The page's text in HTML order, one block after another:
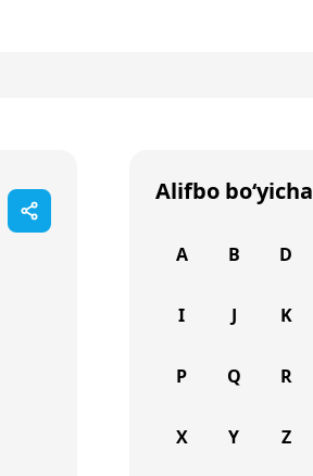
Alifbo bo‘yicha
A B D
I J K
P Q R
X Y Z